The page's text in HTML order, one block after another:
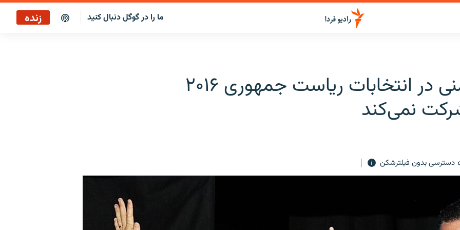
ما را در گوگل دنبال کنید زنده
میت رامنی در انتخابات ریاست جمهوری ۲۰۱۶
نمی‌کند
دسترسی بدون فیلترشکن